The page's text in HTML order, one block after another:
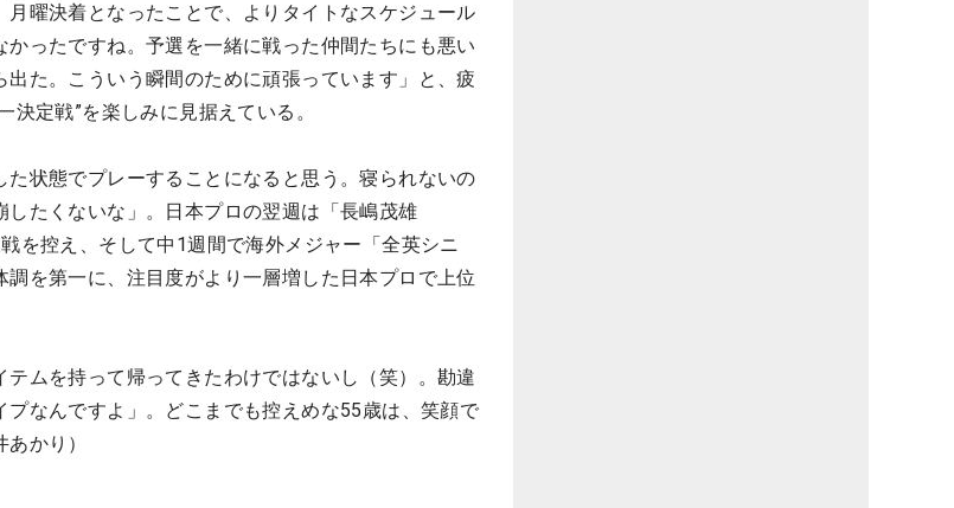
曜決着となったことで、よりタイトなスケジュール
ったですね。予選を一緒に戦った仲間たちにも悪い
た。こういう瞬間のために頑張っています」と、疲
定戦”を楽しみに見据えている。
状態でプレーすることになると思う。寝られないの
たくないな」。日本プロの翌週は「長嶋茂雄
を控え、そして中1週間で海外メジャー「全英シニ
を第一に、注目度がより一層増した日本プロで上位
テムを持って帰ってきたわけではないし（笑）。勘違
なんですよ」。どこまでも控えめな55歳は、笑顔で
かり）